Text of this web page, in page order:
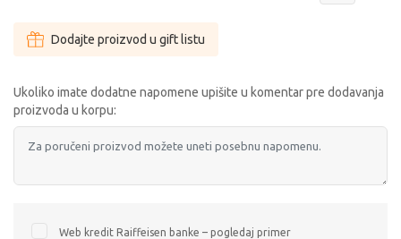
Dodajte proizvod u gift listu
Ukoliko imate dodatne napomene upišite u komentar pre dodavanja
proizvoda u korpu:
Web kredit Raiffeisen banke – pogledaj primer